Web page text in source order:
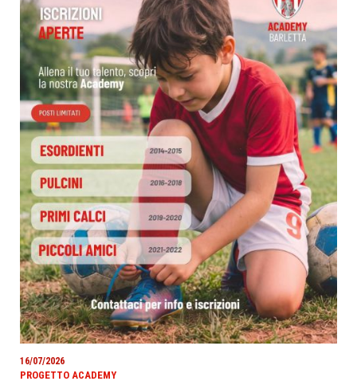
16/07/2026
PROGETTO ACADEMY